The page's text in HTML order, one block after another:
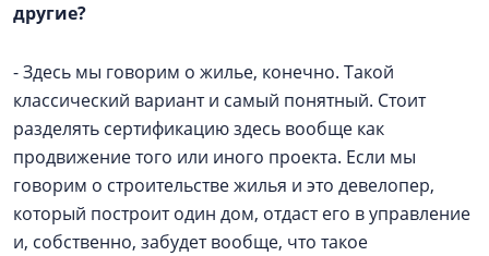
другие?
- Здесь мы говорим о жилье, конечно. Такой
классический вариант и самый понятный. Стоит
разделять сертификацию здесь вообще как
продвижение того или иного проекта. Если мы
говорим о строительстве жилья и это девелопер,
который построит один дом, отдаст его в управление
и, собственно, забудет вообще, что такое